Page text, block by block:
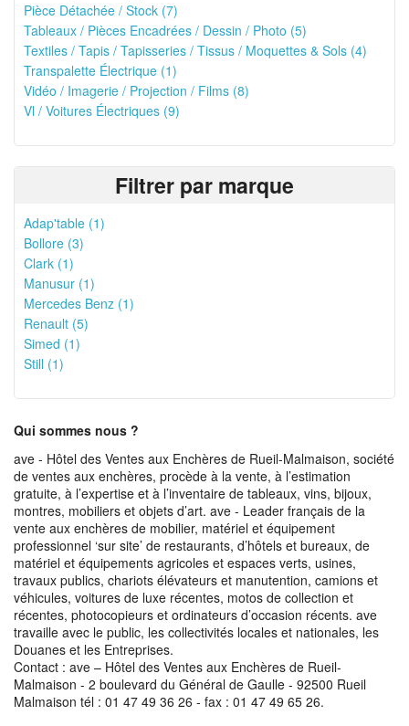
Pièce Détachée / Stock (7)
Tableaux / Pièces Encadrées / Dessin / Photo (5)
Textiles / Tapis / Tapisseries / Tissus / Moquettes & Sols (4)
Transpalette Électrique (1)
Vidéo / Imagerie / Projection / Films (8)
Vl / Voitures Électriques (9)
Filtrer par marque
Adap'table (1)
Bollore (3)
Clark (1)
Manusur (1)
Mercedes Benz (1)
Renault (5)
Simed (1)
Still (1)
Qui sommes nous ?
ave - Hôtel des Ventes aux Enchères de Rueil-Malmaison, société
de ventes aux enchères, procède à la vente, à l’estimation
gratuite, à l’expertise et à l’inventaire de tableaux, vins, bijoux,
montres, mobiliers et objets d’art. ave - Leader français de la
vente aux enchères de mobilier, matériel et équipement
professionnel ‘sur site’ de restaurants, d’hôtels et bureaux, de
matériel et équipements agricoles et espaces verts, usines,
travaux publics, chariots élévateurs et manutention, camions et
véhicules, voitures de luxe récentes, motos de collection et
récentes, photocopieurs et ordinateurs d’occasion récents. ave
travaille avec le public, les collectivités locales et nationales, les
Douanes et les Entreprises.
Contact : ave – Hôtel des Ventes aux Enchères de Rueil-
Malmaison - 2 boulevard du Général de Gaulle - 92500 Rueil
Malmaison tél : 01 47 49 36 26 - fax : 01 47 49 65 26.